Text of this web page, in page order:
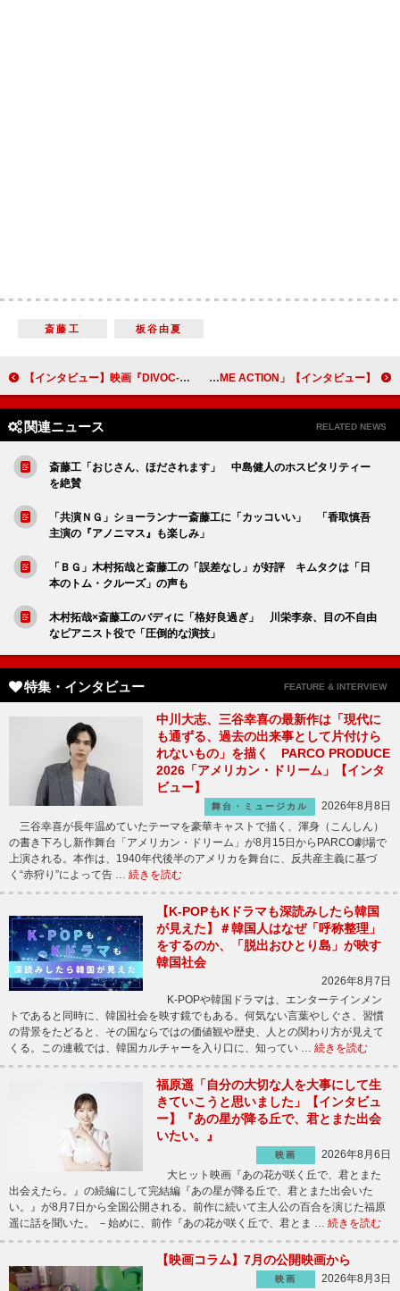
斎藤工 板谷由夏
【インタビュー】映画『DIVOC-12』藤井道人監督「ロンちゃんはみんなの太陽」ロン・モンロウ「皆さんに共感していただけるすてきな作品になったと思います」コロナ禍で挑んだ映画撮影の舞台裏 【インタビュー】「EXTREME ACTION」山本千尋「サバイバルのようなアクションを志して」気鋭の若手女優がオールアクションのドラマに挑戦！
関連ニュース RELATED NEWS
斎藤工「おじさん、ほだされます」 中島健人のホスピタリティー
を絶賛
「共演ＮＧ」ショーランナー斎藤工に「カッコいい」 「香取慎吾
主演の『アノニマス』も楽しみ」
「ＢＧ」木村拓哉と斎藤工の「誤差なし」が好評 キムタクは「日
本のトム・クルーズ」の声も
木村拓哉×斎藤工のバディに「格好良過ぎ」 川栄李奈、目の不自由
なピアニスト役で「圧倒的な演技」
特集・インタビュー FEATURE & INTERVIEW
中川大志、三谷幸喜の最新作は「現代に
も通ずる、過去の出来事として片付けら
れないもの」を描く PARCO PRODUCE
2026「アメリカン・ドリーム」【インタ
ビュー】
舞台・ミュージカル
2026年8月8日
三谷幸喜が長年温めていたテーマを豪華キャストで描く、渾身（こんしん）
の書き下ろし新作舞台「アメリカン・ドリーム」が8月15日からPARCO劇場で
上演される。本作は、1940年代後半のアメリカを舞台に、反共産主義に基づ
く“赤狩り”によって告 … 続きを読む
【K-POPもKドラマも深読みしたら韓国
が見えた】＃韓国人はなぜ「呼称整理」
をするのか、「脱出おひとり島」が映す
韓国社会
2026年8月7日
K-POPや韓国ドラマは、エンターテインメン
トであると同時に、韓国社会を映す鏡でもある。何気ない言葉やしぐさ、習慣
の背景をたどると、その国ならではの価値観や歴史、人との関わり方が見えて
くる。この連載では、韓国カルチャーを入り口に、知ってい … 続きを読む
福原遥「自分の大切な人を大事にして生
きていこうと思いました」【インタビュ
ー】『あの星が降る丘で、君とまた出会
いたい。』
映画
2026年8月6日
大ヒット映画『あの花が咲く丘で、君とまた
出会えたら。』の続編にして完結編『あの星が降る丘で、君とまた出会いた
い。』が8月7日から全国公開される。前作に続いて主人公の百合を演じた福原
遥に話を聞いた。 －始めに、前作『あの花が咲く丘で、君とま … 続きを読む
【映画コラム】7月の公開映画から
映画
2026年8月3日